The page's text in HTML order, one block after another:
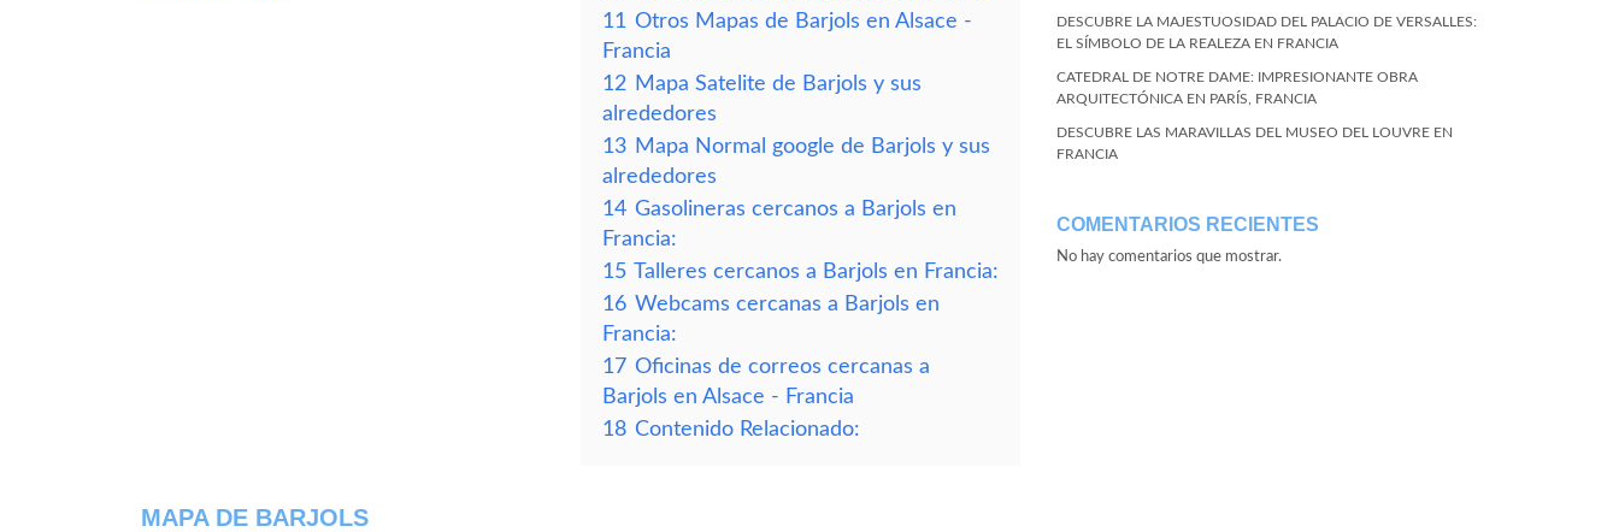
11 Otros Mapas de Barjols en Alsace -
Francia
12 Mapa Satelite de Barjols y sus
alrededores
13 Mapa Normal google de Barjols y sus
alrededores
14 Gasolineras cercanos a Barjols en
Francia:
15 Talleres cercanos a Barjols en Francia:
16 Webcams cercanas a Barjols en
Francia:
17 Oficinas de correos cercanas a
Barjols en Alsace - Francia
18 Contenido Relacionado:
MAPA DE BARJOLS
DESCUBRE LA MAJESTUOSIDAD DEL PALACIO DE VERSALLES:
EL SÍMBOLO DE LA REALEZA EN FRANCIA
CATEDRAL DE NOTRE DAME: IMPRESIONANTE OBRA
ARQUITECTÓNICA EN PARÍS, FRANCIA
DESCUBRE LAS MARAVILLAS DEL MUSEO DEL LOUVRE EN
FRANCIA
COMENTARIOS RECIENTES
No hay comentarios que mostrar.